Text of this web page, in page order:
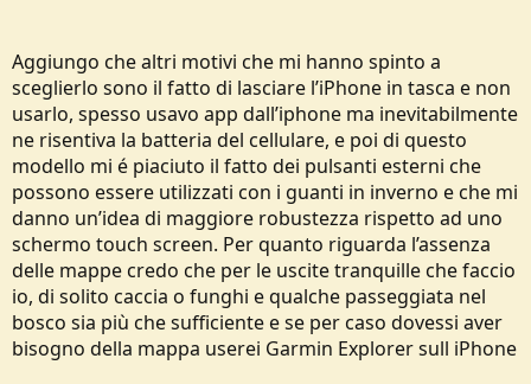
Aggiungo che altri motivi che mi hanno spinto a
sceglierlo sono il fatto di lasciare l’iPhone in tasca e non
usarlo, spesso usavo app dall’iphone ma inevitabilmente
ne risentiva la batteria del cellulare, e poi di questo
modello mi é piaciuto il fatto dei pulsanti esterni che
possono essere utilizzati con i guanti in inverno e che mi
danno un’idea di maggiore robustezza rispetto ad uno
schermo touch screen. Per quanto riguarda l’assenza
delle mappe credo che per le uscite tranquille che faccio
io, di solito caccia o funghi e qualche passeggiata nel
bosco sia più che sufficiente e se per caso dovessi aver
bisogno della mappa userei Garmin Explorer sull iPhone